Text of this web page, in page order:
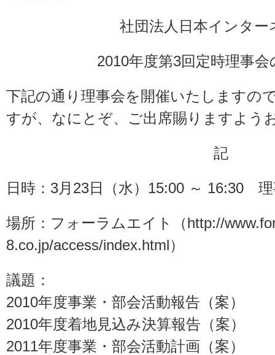
社団法人日本インタ
2010年度第3回定時理事
下記の通り理事会を開催いたしますの
すが、なにとぞ、ご出席賜りますよう
記
日時：3月23日（水）15:00 ～ 16:30
場所：フォーラムエイト（http://
8.co.jp/access/index.html）
議題：
2010年度事業・部会活動報告（案）
2010年度着地見込み決算報告（案）
2011年度事業・部会活動計画（案）